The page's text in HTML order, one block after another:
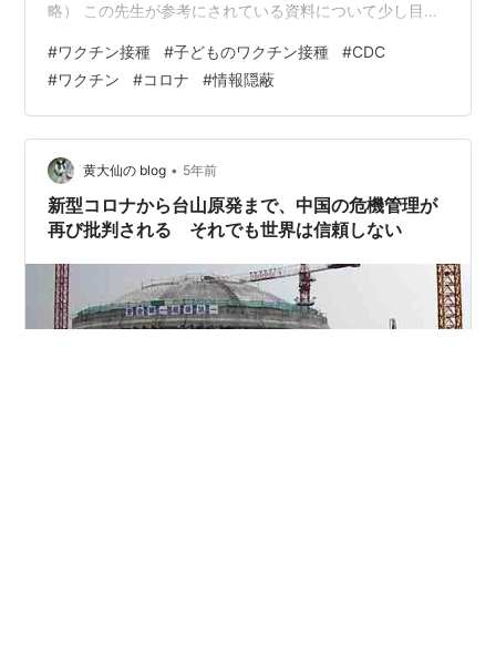
略） この先生が参考にされている資料について少し目を
JOURNAL of MEDICINE（英語 外部サイト）
https://www.nejm.org/doi/full/10.1056/NEJMoa220282
6 （以下、上記サイトを機械翻訳後、一部引用） 研究人
口 この研究に含まれる参加者は、CDCが資金提供す…
#ワクチン接種 #子どものワクチン接種 #CDC
#ワクチン #コロナ #情報隠蔽
黄大仙の blog • 5年前
新型コロナから台山原発まで、中国の危機管理が
再び批判される それでも世界は信頼しない